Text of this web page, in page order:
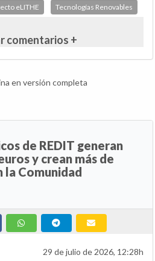
eLITHE Tecnologías Renovables
comentarios +
en versión completa
de REDIT generan
y crean más de
la Comunidad
29 de julio de 2026, 12:28h